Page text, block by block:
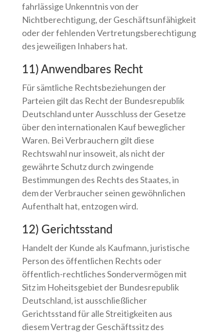
fahrlässige Unkenntnis von der
Nichtberechtigung, der Geschäftsunfähigkeit
oder der fehlenden Vertretungsberechtigung
des jeweiligen Inhabers hat.
11) Anwendbares Recht
Für sämtliche Rechtsbeziehungen der
Parteien gilt das Recht der Bundesrepublik
Deutschland unter Ausschluss der Gesetze
über den internationalen Kauf beweglicher
Waren. Bei Verbrauchern gilt diese
Rechtswahl nur insoweit, als nicht der
gewährte Schutz durch zwingende
Bestimmungen des Rechts des Staates, in
dem der Verbraucher seinen gewöhnlichen
Aufenthalt hat, entzogen wird.
12) Gerichtsstand
Handelt der Kunde als Kaufmann, juristische
Person des öffentlichen Rechts oder
öffentlich-rechtliches Sondervermögen mit
Sitz im Hoheitsgebiet der Bundesrepublik
Deutschland, ist ausschließlicher
Gerichtsstand für alle Streitigkeiten aus
diesem Vertrag der Geschäftssitz des